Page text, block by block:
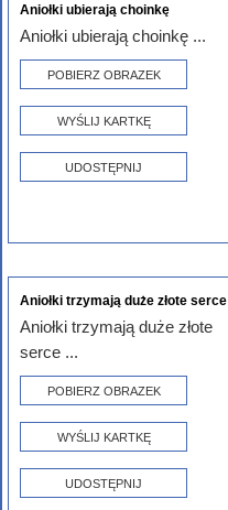
Aniołki ubierają choinkę
Aniołki ubierają choinkę ...
POBIERZ OBRAZEK
WYŚLIJ KARTKĘ
UDOSTĘPNIJ
Aniołki trzymają duże złote serce
Aniołki trzymają duże złote
serce ...
POBIERZ OBRAZEK
WYŚLIJ KARTKĘ
UDOSTĘPNIJ